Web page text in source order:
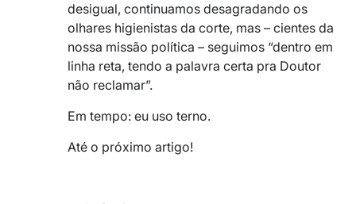
desigual, continuamos desagradando os
olhares higienistas da corte, mas – cientes da
nossa missão política – seguimos “dentro em
linha reta, tendo a palavra certa pra Doutor
não reclamar”.
Em tempo: eu uso terno.
Até o próximo artigo!